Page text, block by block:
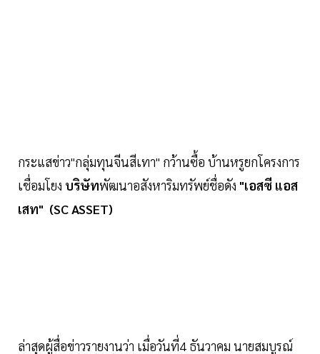
กระแสข่าว"กลุ่มทุนจีนสีเทา" กว้านซื้อ บ้านหรูยกโครงการ
เชื่อมโยง บริษัทพัฒนาอสังหาริมทรัพย์ชื่อดัง "เอสซี แอส
เสท" (SC ASSET)
ล่าสุดผู้สื่อข่าวรายงานว่า เมื่อวันที่4 ธันวาคม นายสมบูรณ์